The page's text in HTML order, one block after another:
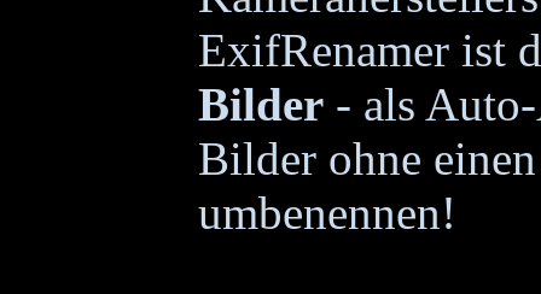
ExifRenamer ist
Bilder - als
Bilder ohne
umbenennen!